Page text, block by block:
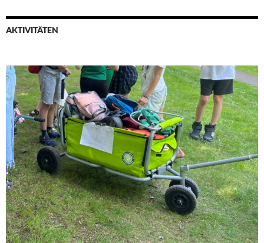
AKTIVITÄTEN